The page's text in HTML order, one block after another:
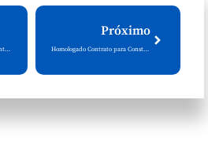
Desenvolvimento urbano sustentável: Saiba o que é o Masterplan Balneário Camboriú
Próximo
Homologado Contrato para Construção do Elevado da 4ª Avenida em Balneário Camboriú